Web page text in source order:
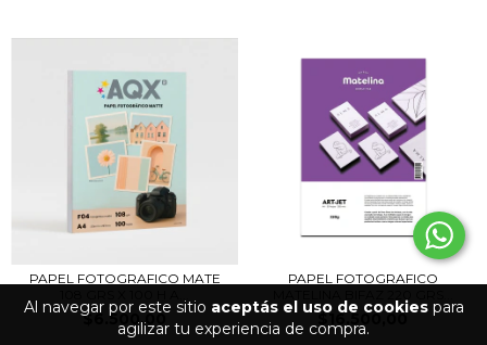
Al navegar por este sitio aceptás el uso de cookiespara
agilizar tu experiencia de compra.
PAPEL FOTOGRAFICO MATE
$6.500,00
PAPEL FOTOGRAFICO
$16.500,00